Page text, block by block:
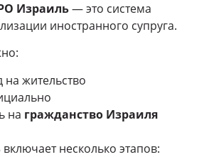
Израиль— это система
иностранного супруга.
на жительство
на гражданство Израиля
включает несколько этапов: